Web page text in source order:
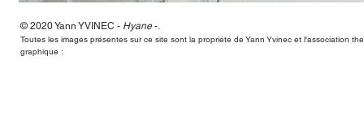
Hyane,Yann Yvinec,plasticien, sculpteur, toulouse, dessins,
© 2020 Yann YVINEC - Hyane -.
Toutes les images présentes sur ce site sont la propriété de Yann Yvinec et l'association
graphique :